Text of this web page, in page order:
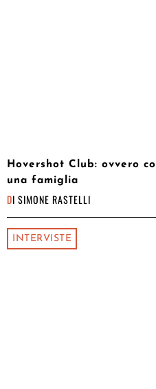
Hovershot Club: ovvero
una famiglia
DI SIMONE RASTELLI
INTERVISTE